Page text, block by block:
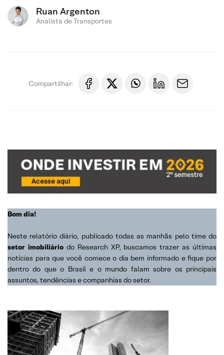
Ruan Argenton
Analista de Transportes
Compartilhar:
Bom dia!
Neste relatório diário, publicado todas as manhãs pelo time do
setor imobiliário do Research XP, buscamos trazer as últimas
notícias para que você comece o dia bem informado e fique por
dentro do que o Brasil e o mundo falam sobre os principais
assuntos, tendências e companhias do setor.